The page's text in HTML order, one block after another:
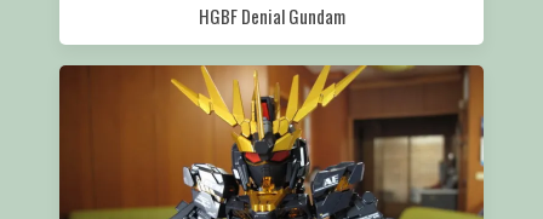
HGBF Denial Gundam